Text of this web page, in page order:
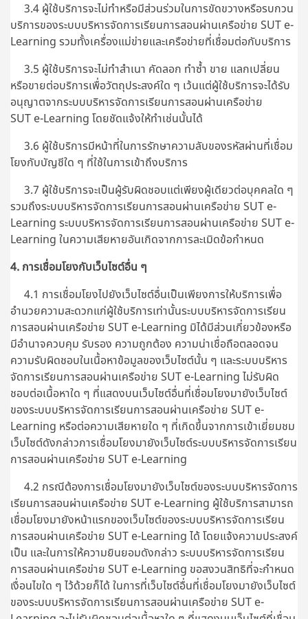
3.4 ผู้ใช้บริการจะไม่ทำหรือมีส่วนร่วมในการขัดขวางหรือรบกวน
บริการของระบบบริหารจัดการเรียนการสอนผ่านเครือข่าย SUT e-
Learning รวมทั้งเครื่องแม่ข่ายและเครือข่ายที่เชื่อมต่อกับบริการ
3.5 ผู้ใช้บริการจะไม่ทำสำเนา คัดลอก ทำซ้ำ ขาย แลกเปลี่ยน
หรือขายต่อบริการเพื่อวัตถุประสงค์ใด ๆ เว้นแต่ผู้ใช้บริการจะได้รับ
อนุญาตจากระบบบริหารจัดการเรียนการสอนผ่านเครือข่าย
SUT e-Learning โดยชัดแจ้งให้ทำเช่นนั้นได้
3.6 ผู้ใช้บริการมีหน้าที่ในการรักษาความลับของรหัสผ่านที่เชื่อม
โยงกับบัญชีใด ๆ ที่ใช้ในการเข้าถึงบริการ
3.7 ผู้ใช้บริการจะเป็นผู้รับผิดชอบแต่เพียงผู้เดียวต่อบุคคลใด ๆ
รวมถึงระบบบริหารจัดการเรียนการสอนผ่านเครือข่าย SUT e-
Learning ระบบบริหารจัดการเรียนการสอนผ่านเครือข่าย SUT e-
Learning ในความเสียหายอันเกิดจากการละเมิดข้อกำหนด
4. การเชื่อมโยงกับเว็บไซต์อื่น ๆ
4.1 การเชื่อมโยงไปยังเว็บไซต์อื่นเป็นเพียงการให้บริการเพื่อ
อำนวยความสะดวกแก่ผู้ใช้บริการเท่านั้นระบบบริหารจัดการเรียน
การสอนผ่านเครือข่าย SUT e-Learning มิได้มีส่วนเกี่ยวข้องหรือ
มีอำนาจควบคุม รับรอง ความถูกต้อง ความน่าเชื่อถือตลอดจน
ความรับผิดชอบในเนื้อหาข้อมูลของเว็บไซต์นั้น ๆ และระบบบริหาร
จัดการเรียนการสอนผ่านเครือข่าย SUT e-Learning ไม่รับผิด
ชอบต่อเนื้อหาใด ๆ ที่แสดงบนเว็บไซต์อื่นที่เชื่อมโยงมายังเว็บไซต์
ของระบบบริหารจัดการเรียนการสอนผ่านเครือข่าย SUT e-
Learning หรือต่อความเสียหายใด ๆ ที่เกิดขึ้นจากการเข้าเยี่ยมชม
เว็บไซต์ดังกล่าวการเชื่อมโยงมายังเว็บไซต์ระบบบริหารจัดการเรียน
การสอนผ่านเครือข่าย SUT e-Learning
4.2 กรณีต้องการเชื่อมโยงมายังเว็บไซต์ของระบบบริหารจัดการ
เรียนการสอนผ่านเครือข่าย SUT e-Learning ผู้ใช้บริการสามารถ
เชื่อมโยงมายังหน้าแรกของเว็บไซต์ของระบบบริหารจัดการเรียน
การสอนผ่านเครือข่าย SUT e-Learning ได้ โดยแจ้งความประสงค์
เป็น และในการให้ความยินยอมดังกล่าว ระบบบริหารจัดการเรียน
การสอนผ่านเครือข่าย SUT e-Learning ขอสงวนสิทธิที่จะกำหนด
เงื่อนไขใด ๆ ไว้ด้วยก็ได้ ในการที่เว็บไซต์อื่นที่เชื่อมโยงมายังเว็บไซต์
ของระบบบริหารจัดการเรียนการสอนผ่านเครือข่าย SUT e-